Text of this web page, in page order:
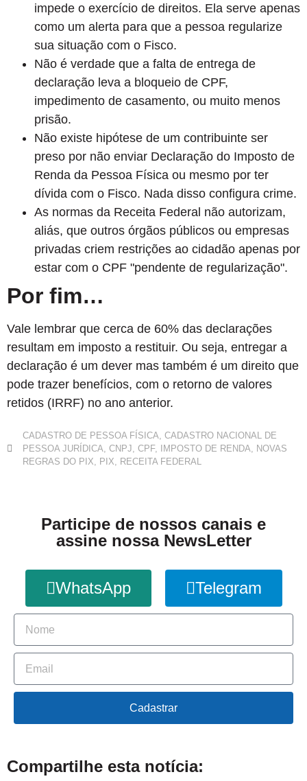
impede o exercício de direitos. Ela serve apenas
como um alerta para que a pessoa regularize
sua situação com o Fisco.
Não é verdade que a falta de entrega de
declaração leva a bloqueio de CPF,
impedimento de casamento, ou muito menos
prisão.
Não existe hipótese de um contribuinte ser
preso por não enviar Declaração do Imposto de
Renda da Pessoa Física ou mesmo por ter
dívida com o Fisco. Nada disso configura crime.
As normas da Receita Federal não autorizam,
aliás, que outros órgãos públicos ou empresas
privadas criem restrições ao cidadão apenas por
estar com o CPF "pendente de regularização".
Por fim…
Vale lembrar que cerca de 60% das declarações
resultam em imposto a restituir. Ou seja, entregar a
declaração é um dever mas também é um direito que
pode trazer benefícios, com o retorno de valores
retidos (IRRF) no ano anterior.
CADASTRO DE PESSOA FÍSICA, CADASTRO NACIONAL DE
PESSOA JURÍDICA, CNPJ, CPF, IMPOSTO DE RENDA, NOVAS
REGRAS DO PIX, PIX, RECEITA FEDERAL
Participe de nossos canais e
assine nossa NewsLetter
WhatsApp Telegram
Cadastrar
Compartilhe esta notícia: